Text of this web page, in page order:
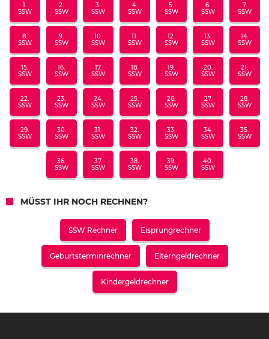
1.
SSW
2.
SSW
3.
SSW
4.
SSW
5.
SSW
6.
SSW
7.
SSW
8.
SSW
9.
SSW
10.
SSW
11.
SSW
12.
SSW
13.
SSW
14.
SSW
15.
SSW
16.
SSW
17.
SSW
18.
SSW
19.
SSW
20.
SSW
21.
SSW
22.
SSW
23.
SSW
24.
SSW
25.
SSW
26.
SSW
27.
SSW
28.
SSW
29.
SSW
30.
SSW
31.
SSW
32.
SSW
33.
SSW
34.
SSW
35.
SSW
36.
SSW
37.
SSW
38.
SSW
39.
SSW
40.
SSW
MÜSST IHR NOCH RECHNEN?
SSW Rechner Eisprungrechner
Geburtsterminrechner Elterngeldrechner
Kindergeldrechner